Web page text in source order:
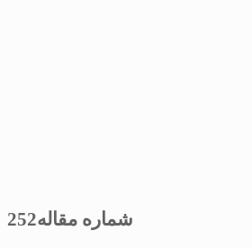
شماره مقاله252